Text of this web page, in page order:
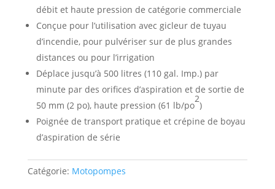
débit et haute pression de catégorie commerciale
Conçue pour l’utilisation avec gicleur de tuyau
d’incendie, pour pulvériser sur de plus grandes
distances ou pour l’irrigation
Déplace jusqu’à 500 litres (110 gal. Imp.) par
minute par des orifices d’aspiration et de sortie de
50 mm (2 po), haute pression (61 lb/po
2
)
Poignée de transport pratique et crépine de boyau
d’aspiration de série
Catégorie: Motopompes